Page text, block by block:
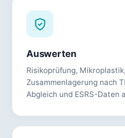
Auswerten
Risikoprüfung, Mikroplastik,
Zusammenlagerung nach
Abgleich und ESRS-Daten